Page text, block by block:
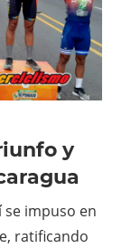
y
se impuso en
ratificando